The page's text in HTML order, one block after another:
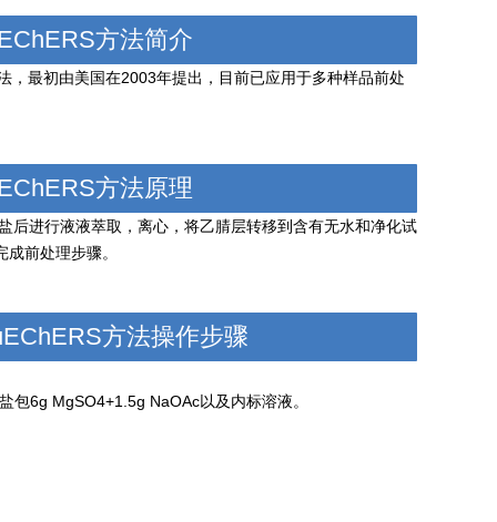
方法简介
最初由美国在2003年提出，目前已应用于多种样品前处
方法原理
后进行液液萃取，离心，将乙腈层转移到含有无水和净化试
前处理步骤。
方法操作步骤
6g MgSO4+1.5g NaOAc以及内标溶液。